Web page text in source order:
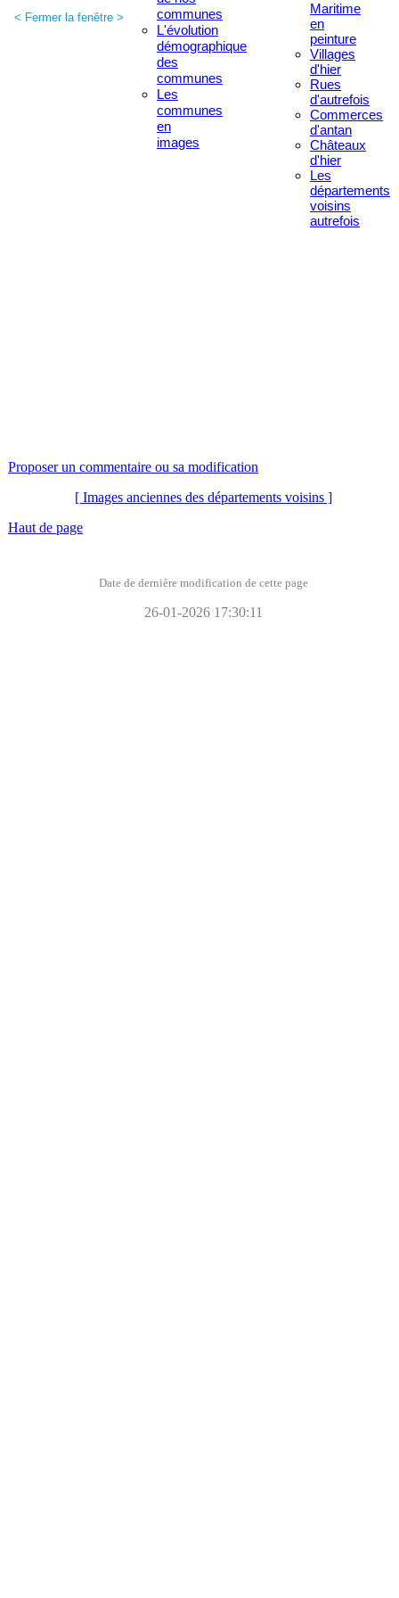
communes
L'évolution
démographique
des
communes
Les
communes
en
images
Maritime
en
peinture
Villages
d'hier
Rues
d'autrefois
Commerces
d'antan
Châteaux
d'hier
Les
départements
voisins
autrefois
< Fermer la fenêtre >
Proposer un commentaire ou sa modification
[ Images anciennes des départements voisins ]
Haut de page
Date de dernière modification de cette page
26-01-2026 17:30:11